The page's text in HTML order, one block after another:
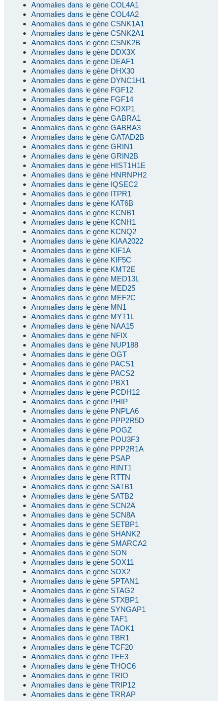
Anomalies dans le gène COL4A1
Anomalies dans le gène COL4A2
Anomalies dans le gène CSNK1A1
Anomalies dans le gène CSNK2A1
Anomalies dans le gène CSNK2B
Anomalies dans le gène DDX3X
Anomalies dans le gène DEAF1
Anomalies dans le gène DHX30
Anomalies dans le gène DYNC1H1
Anomalies dans le gène FGF12
Anomalies dans le gène FGF14
Anomalies dans le gène FOXP1
Anomalies dans le gène GABRA1
Anomalies dans le gène GABRA3
Anomalies dans le gène GATAD2B
Anomalies dans le gène GRIN1
Anomalies dans le gène GRIN2B
Anomalies dans le gène HIST1H1E
Anomalies dans le gène HNRNPH2
Anomalies dans le gène IQSEC2
Anomalies dans le gène ITPR1
Anomalies dans le gène KAT6B
Anomalies dans le gène KCNB1
Anomalies dans le gène KCNH1
Anomalies dans le gène KCNQ2
Anomalies dans le gène KIAA2022
Anomalies dans le gène KIF1A
Anomalies dans le gène KIF5C
Anomalies dans le gène KMT2E
Anomalies dans le gène MED13L
Anomalies dans le gène MED25
Anomalies dans le gène MEF2C
Anomalies dans le gène MN1
Anomalies dans le gène MYT1L
Anomalies dans le gène NAA15
Anomalies dans le gène NFIX
Anomalies dans le gène NUP188
Anomalies dans le gène OGT
Anomalies dans le gène PACS1
Anomalies dans le gène PACS2
Anomalies dans le gène PBX1
Anomalies dans le gène PCDH12
Anomalies dans le gène PHIP
Anomalies dans le gène PNPLA6
Anomalies dans le gène PPP2R5D
Anomalies dans le gène POGZ
Anomalies dans le gène POU3F3
Anomalies dans le gène PPP2R1A
Anomalies dans le gène PSAP
Anomalies dans le gène RINT1
Anomalies dans le gène RTTN
Anomalies dans le gène SATB1
Anomalies dans le gène SATB2
Anomalies dans le gène SCN2A
Anomalies dans le gène SCN8A
Anomalies dans le gène SETBP1
Anomalies dans le gène SHANK2
Anomalies dans le gène SMARCA2
Anomalies dans le gène SON
Anomalies dans le gène SOX11
Anomalies dans le gène SOX2
Anomalies dans le gène SPTAN1
Anomalies dans le gène STAG2
Anomalies dans le gène STXBP1
Anomalies dans le gène SYNGAP1
Anomalies dans le gène TAF1
Anomalies dans le gène TAOK1
Anomalies dans le gène TBR1
Anomalies dans le gène TCF20
Anomalies dans le gène TFE3
Anomalies dans le gène THOC6
Anomalies dans le gène TRIO
Anomalies dans le gène TRIP12
Anomalies dans le gène TRRAP